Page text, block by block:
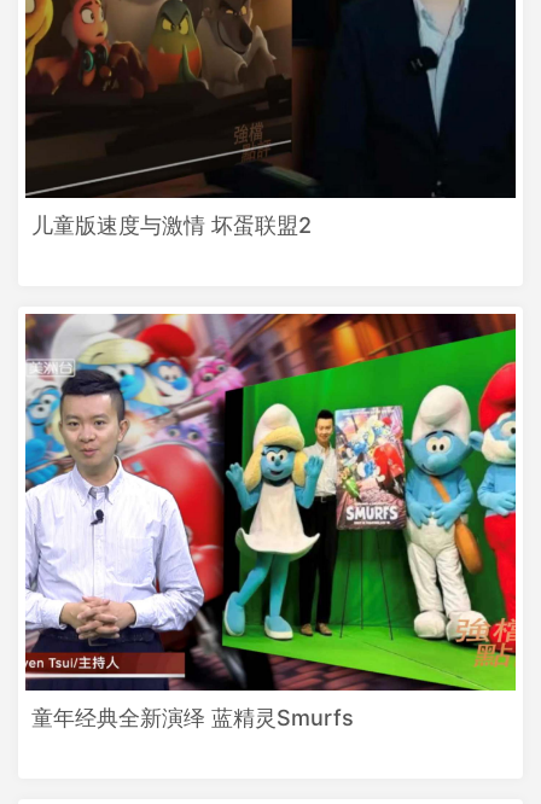
儿童版速度与激情 坏蛋联盟2
童年经典全新演绎 蓝精灵Smurfs